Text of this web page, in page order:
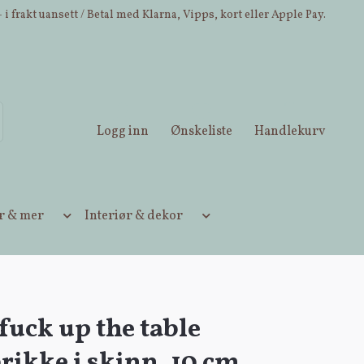
i frakt uansett / Betal med Klarna, Vipps, kort eller Apple Pay.
Logg inn Ønskeliste Handlekurv
& mer Interiør & dekor
up the table